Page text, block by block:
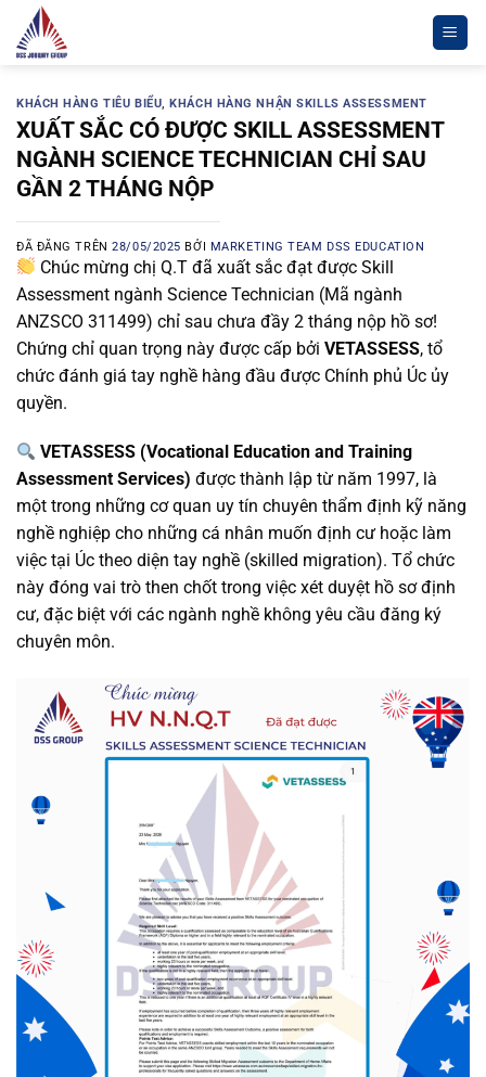
Chuyển
đến
dungKHÁCH HÀNG TIÊU BIỂU,KHÁCH HÀNG NHẬN SKILLS ASSESSMENT
XUẤT SẮC CÓ ĐƯỢC SKILL ASSESSMENT
NGÀNH SCIENCE TECHNICIAN CHỈ SAU
GẦN 2 THÁNG NỘP
ĐÃ ĐĂNG TRÊN28/05/2025 BỞI MARKETING TEAM DSS EDUCATION
Chúc mừng chị Q.T đã xuất sắc đạt được Skill
Assessment ngành Science Technician (Mã ngành
ANZSCO 311499) chỉ sau chưa đầy 2 tháng nộp hồ sơ!
Chứng chỉ quan trọng này được cấp bởi VETASSESS, tổ
chức đánh giá tay nghề hàng đầu được Chính phủ Úc ủy
quyền.
VETASSESS (Vocational Education and Training
Assessment Services) được thành lập từ năm 1997, là
một trong những cơ quan uy tín chuyên thẩm định kỹ năng
nghề nghiệp cho những cá nhân muốn định cư hoặc làm
việc tại Úc theo diện tay nghề (skilled migration). Tổ chức
này đóng vai trò then chốt trong việc xét duyệt hồ sơ định
cư, đặc biệt với các ngành nghề không yêu cầu đăng ký
chuyên môn.